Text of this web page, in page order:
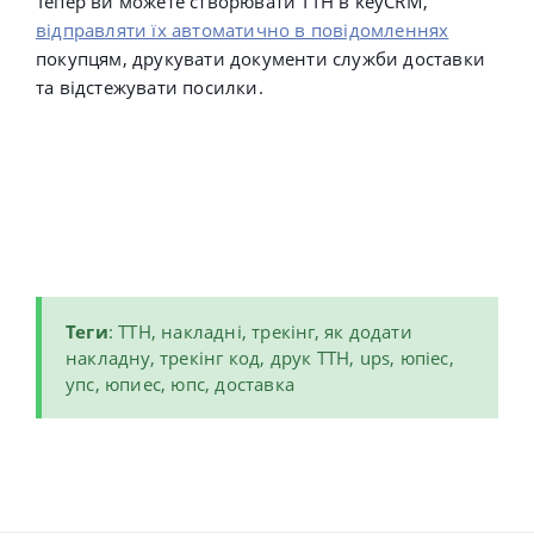
відправляти їх автоматично в повідомленнях
покупцям, друкувати документи служби доставки
та відстежувати посилки.
Теги: ТТН, накладні, трекінг, як додати
накладну, трекінг код, друк ТТН, ups, юпіес,
упс, юпиес, юпс, доставка